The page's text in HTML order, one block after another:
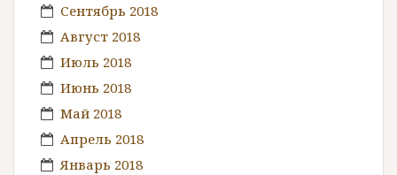
Сентябрь 2018
Август 2018
Июль 2018
Июнь 2018
Май 2018
Апрель 2018
Январь 2018